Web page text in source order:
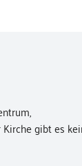
gibt es